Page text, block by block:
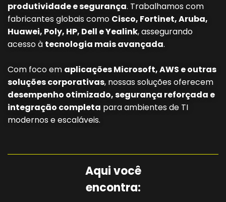
produtividade e segurança. Trabalhamos com
fabricantes globais como Cisco, Fortinet, Aruba,
Huawei, Poly, HP, Dell e Yealink, assegurando
acesso à tecnologia mais avançada.
Com foco em aplicações Microsoft, AWS e outras
soluções corporativas, nossas soluções oferecem
desempenho otimizado, segurança reforçada e
integração completa para ambientes de TI
modernos e escaláveis.
Aqui você
encontra: